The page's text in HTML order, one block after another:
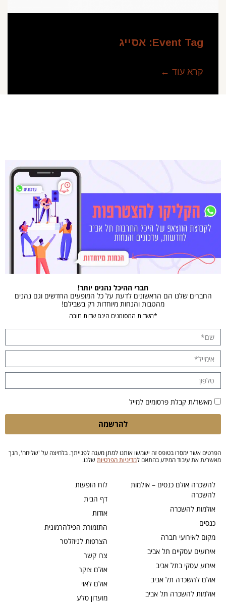
Event Tag: אסייג
קרא עוד ←
לוח הופעות
דף הבית
אודות
התזמורת הפילהרמונית
הצרפות לניוזלטר
צרו קשר
אולם צוקר
אולם לאוי
מועדון סלע
להשכרה אולם כנסים – אולמות
להשכרה
אולמות להשכרה
כנסים
מקום לאירועי חברה
אירועים עסקיים תל אביב
אירוע עסקי בתל אביב
אולם להשכרה תל אביב
אולמות להשכרה תל אביב
חברי ההיכל נהנים יותר!
החברים שלנו הם הראשונים לדעת על כל המופעים החדשים וגם נהנים
מהטבות והנחות מיוחדות רק בשבילם!
*השדות המסומנים הינם שדות חובה
מאשר/ת קבלת פרסומים למייל
להרשמה
הפרטים אשר ימסרו בטופס זה ישמשו אותנו למתן מענה לפנייתך. בלחיצה על 'שליחה', הנך
מאשר/ת את עיבוד המידע בהתאם למדיניות הפרטיות שלנו.